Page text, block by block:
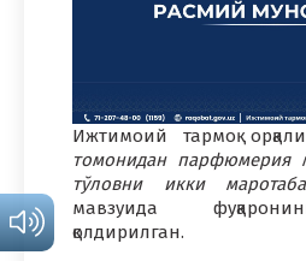
Ижтимоий тармоқ
томонидан парфюмерия
тўловни икки
мавзуида
қолдирилган.